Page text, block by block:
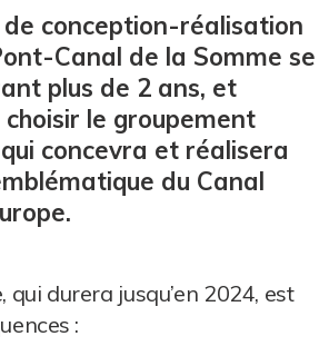
conception-réalisation
Canal de la Somme se
plus de 2 ans, et
le groupement
concevra et réalisera
du Canal
qui durera jusqu’en 2024, est
: